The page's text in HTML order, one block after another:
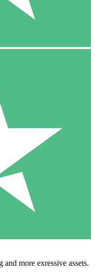
more exressive assets.